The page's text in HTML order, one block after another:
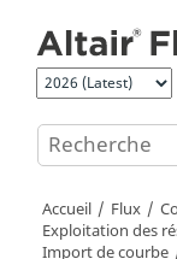
Accueil Flux
Exploitation des
Import de courbe